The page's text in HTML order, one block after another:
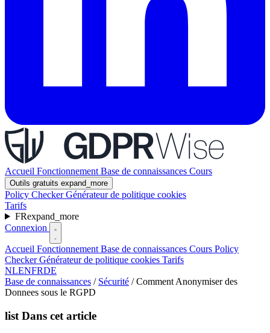
Accueil Fonctionnement Base de connaissances Cours
Outils gratuits expand_more
Policy CheckerGénérateur de politique cookies
Tarifs
FRexpand_more
Connexion
Accueil Fonctionnement Base de connaissances Cours Policy
CheckerGénérateur de politique cookies Tarifs
NLENFRDE
Base de connaissances / Sécurité / Comment Anonymiser des
Donnees sous le RGPD
list Dans cet article